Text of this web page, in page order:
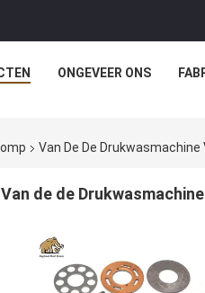
ONGEVEER ONS
Van De De
Van de de